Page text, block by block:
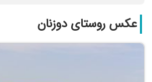
عکس روستای دوزنان